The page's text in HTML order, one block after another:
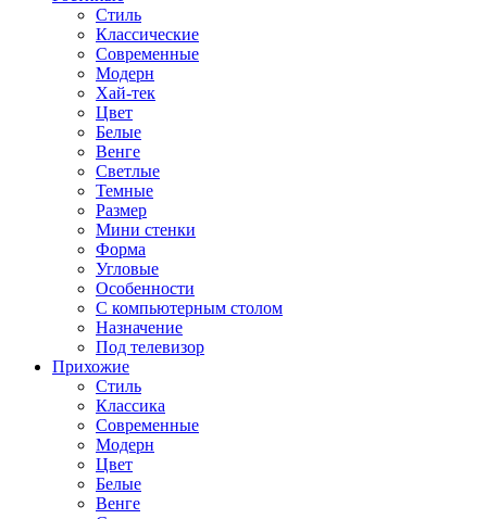
Стиль
Классические
Современные
Модерн
Хай-тек
Цвет
Белые
Венге
Светлые
Темные
Размер
Мини стенки
Форма
Угловые
Особенности
С компьютерным столом
Назначение
Под телевизор
Прихожие
Стиль
Классика
Современные
Модерн
Цвет
Белые
Венге